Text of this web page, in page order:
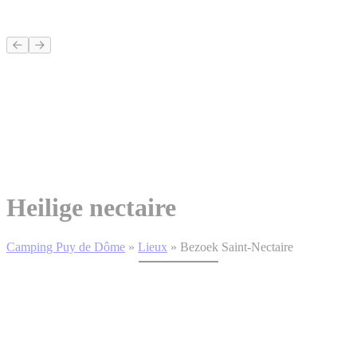
Heilige nectaire
Camping Puy de Dôme » Lieux » Bezoek Saint-Nectaire